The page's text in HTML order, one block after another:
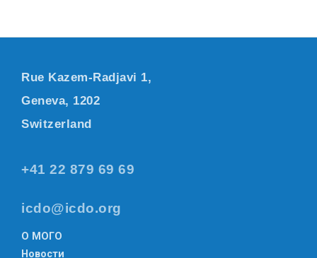
Rue Kazem-Radjavi 1,
Geneva, 1202
Switzerland
+41 22 879 69 69
icdo@icdo.org
О МОГО
Новости